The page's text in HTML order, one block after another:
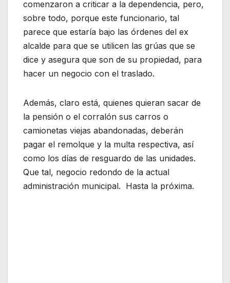
comenzaron a criticar a la dependencia, pero,
sobre todo, porque este funcionario, tal
parece que estaría bajo las órdenes del ex
alcalde para que se utilicen las grúas que se
dice y asegura que son de su propiedad, para
hacer un negocio con el traslado.
Además, claro está, quienes quieran sacar de
la pensión o el corralón sus carros o
camionetas viejas abandonadas, deberán
pagar el remolque y la multa respectiva, así
como los días de resguardo de las unidades.
Que tal, negocio redondo de la actual
administración municipal. Hasta la próxima.